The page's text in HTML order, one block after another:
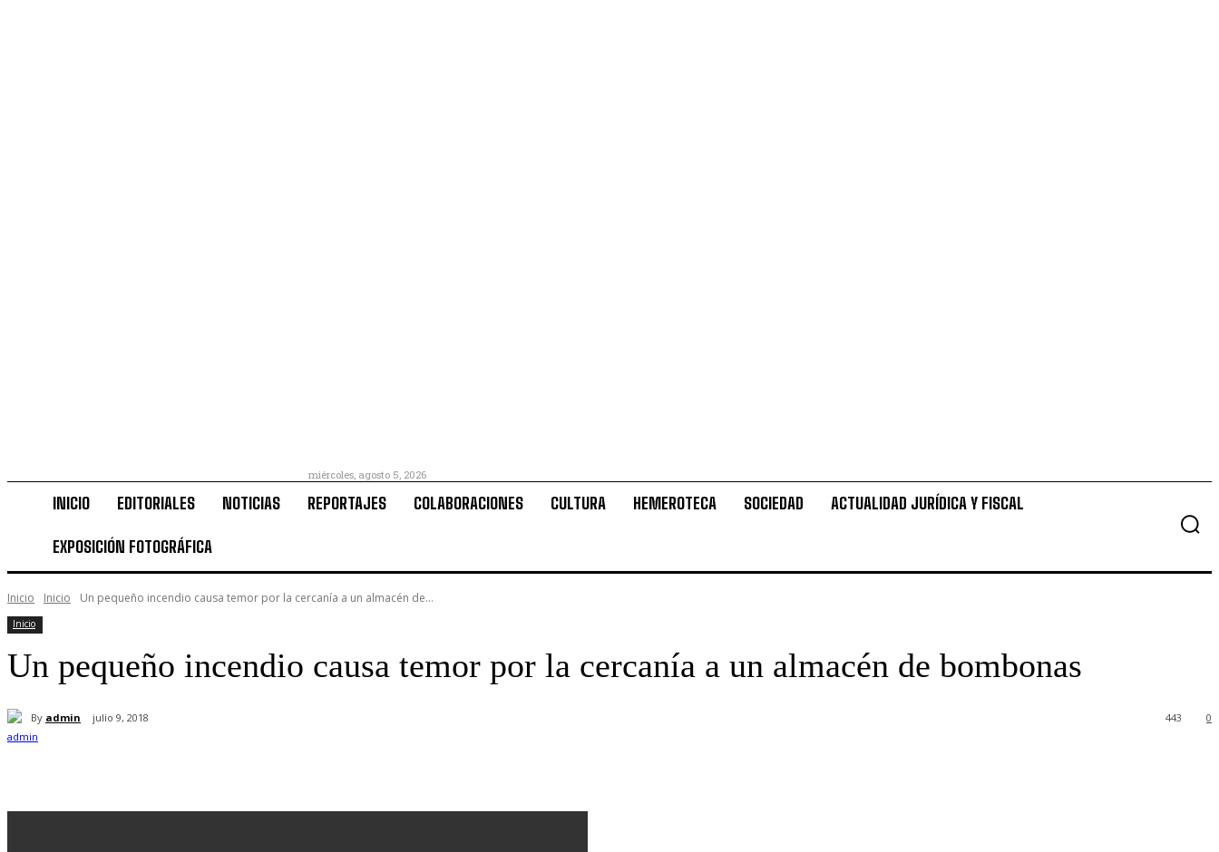
miércoles, agosto 5, 2026
INICIO EDITORIALES NOTICIAS REPORTAJES COLABORACIONES CULTURA HEMEROTECA SOCIEDAD ACTUALIDAD JURÍDICA Y FISCAL
EXPOSICIÓN FOTOGRÁFICA
Inicio Inicio Un pequeño incendio causa temor por la cercanía a un almacén de...
Inicio
Un pequeño incendio causa temor por la cercanía a un almacén de bombonas
By admin julio 9, 2018 0
443